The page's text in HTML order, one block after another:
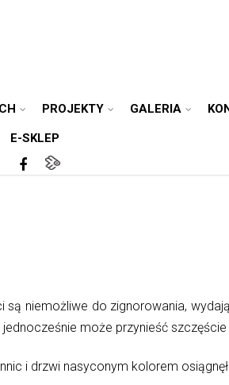
PROJEKTY GALERIA
E-SKLEP
niemożliwe do zignorowania,
może przynieść
i drzwi nasyconym kolorem